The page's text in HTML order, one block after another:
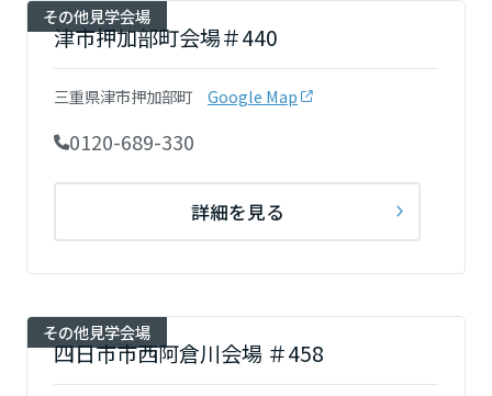
その他見学会場
津市押加部町会場＃440
三重県津市押加部町 Google Map
0120-689-330
詳細を見る
その他見学会場
四日市市西阿倉川会場 ＃458